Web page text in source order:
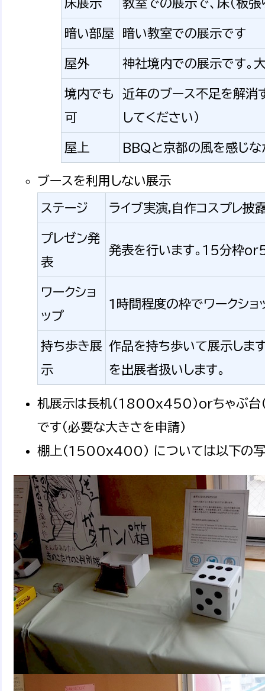
床展示 教室での展示で、床（板
暗い部屋 暗い教室での展示です
屋外 神社境内での展示です。
境内でも
可
近年のブース不足を解消
してください）
屋上 BBQと京都の風を感じな
ブースを利用しない展示
ステージ ライブ実演,自作コスプレ披
プレゼン発
表
発表を行います。15分枠
ワークショ
ップ
1時間程度の枠でワークショ
持ち歩き展
示
作品を持ち歩いて展示しま
を出展者扱いします。
机展示は長机(1800x450)orちゃぶ
です（必要な大きさを申請)
棚上(1500x400) については以下の写